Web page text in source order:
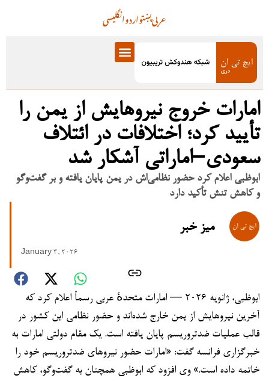
انگلیسیاردوپښتوعربی
امارات خروج نیروهایش از یمن را
تأیید کرد؛ اختلافات در ائتلاف
سعودی–اماراتی آشکار شد
ابوظبی اعلام کرد حضور نظامی‌اش در یمن پایان یافته و بر گفت‌وگو
و کاهش تنش تأکید دارد
میز خبر
January 3, 2026
ابوظبی، ژانویه ۲۰۲۶ — امارات متحدهٔ عربی رسماً اعلام کرد که
آخرین نیروهایش از یمن خارج شده‌اند و حضور نظامی این کشور در
قالب عملیات ضدتروریسم پایان یافته است. یک مقام دولتی امارات به
خبرگزاری فرانسه گفت: «امارات حضور نیروهای ضدتروریسم خود را
خاتمه داده است.» وی افزود که ابوظبی همچنان به گفت‌وگو، کاهش